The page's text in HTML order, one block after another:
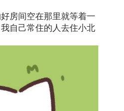
房间空在那里就等着一
自己常住的人去住小北